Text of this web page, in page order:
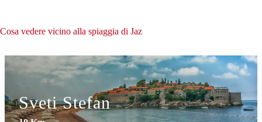
Cosa vedere vicino alla spiaggia di Jaz
Sveti Stefan